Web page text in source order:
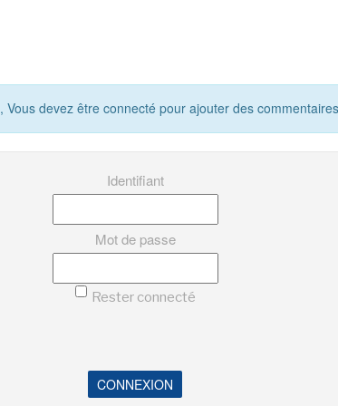
, Vous devez être connecté pour ajouter des
Identifiant
Mot de passe
Rester connecté
CONNEXION